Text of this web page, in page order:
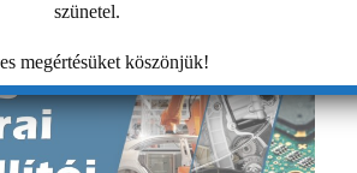
szünetel.
megértésüket köszönjük!